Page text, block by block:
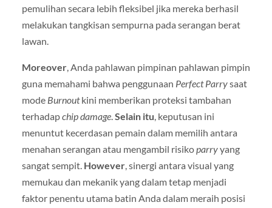
pemulihan secara lebih fleksibel jika mereka berhasil
melakukan tangkisan sempurna pada serangan berat
lawan.
Moreover, Anda pahlawan pimpinan pahlawan pimpin
guna memahami bahwa penggunaan Perfect Parrysaat
mode Burnoutkini memberikan proteksi tambahan
terhadapchip damage.Selain itu, keputusan ini
menuntut kecerdasan pemain dalam memilih antara
menahan serangan atau mengambil risikoparryyang
sangat sempit. However, sinergi antara visual yang
memukau dan mekanik yang dalam tetap menjadi
faktor penentu utama batin Anda dalam meraih posisi